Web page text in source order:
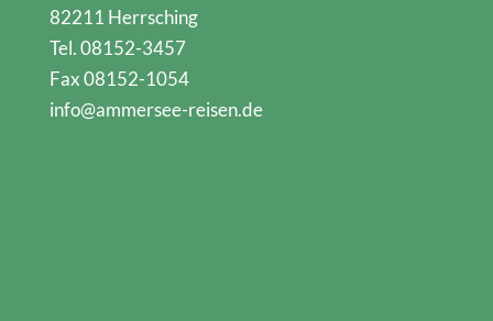
82211 Herrsching
Tel. 08152-3457
Fax 08152-1054
info@ammersee-reisen.de